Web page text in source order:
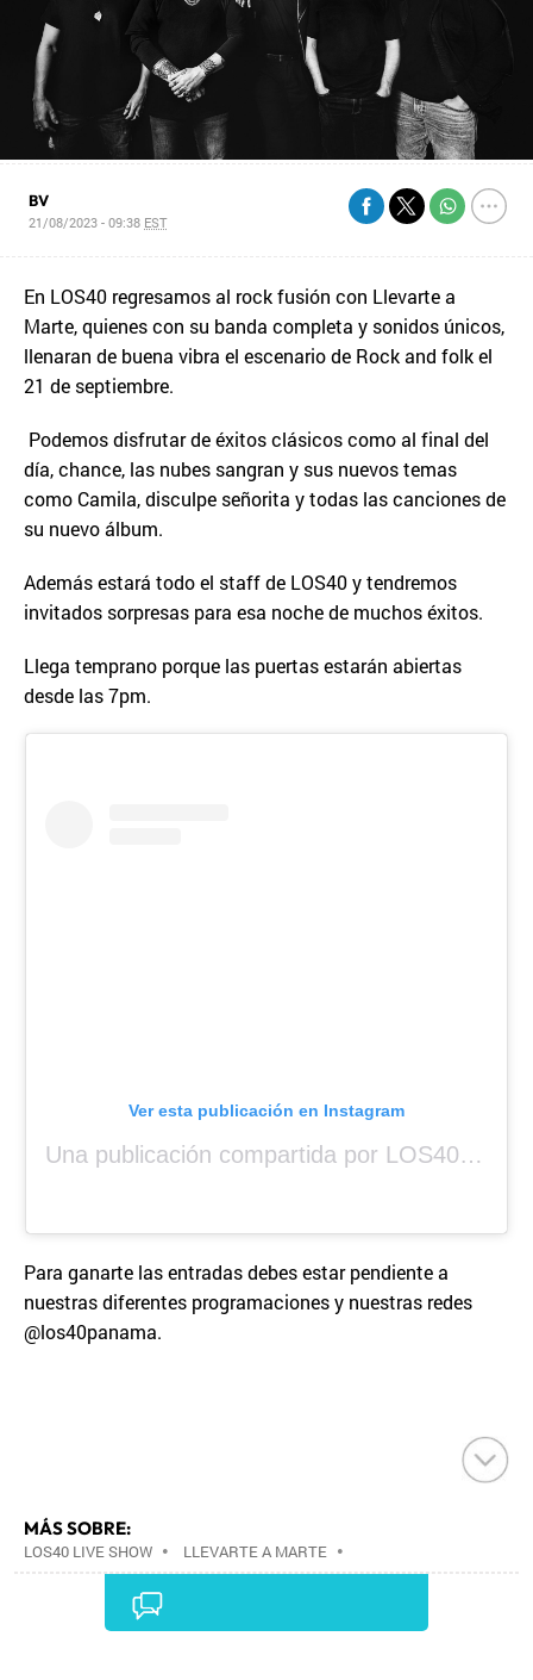
BV
21/08/2023 - 09:38 EST
En LOS40 regresamos al rock fusión con Llevarte a
Marte, quienes con su banda completa y sonidos únicos,
llenaran de buena vibra el escenario de Rock and folk el
21 de septiembre.
Podemos disfrutar de éxitos clásicos como al final del
día, chance, las nubes sangran y sus nuevos temas
como Camila, disculpe señorita y todas las canciones de
su nuevo álbum.
Además estará todo el staff de LOS40 y tendremos
invitados sorpresas para esa noche de muchos éxitos.
Llega temprano porque las puertas estarán abiertas
desde las 7pm.
Ver esta publicación en Instagram
Una publicación compartida por LOS40 Panamá (@los40panama)
Para ganarte las entradas debes estar pendiente a
nuestras diferentes programaciones y nuestras redes
@los40panama.
MÁS SOBRE:
LOS40 LIVE SHOW • LLEVARTE A MARTE •
CONCIERTOS•LOS40•GRUPOS MÚSICA•
EVENTOS MUSICALES
•RADIO•AGENDA•PRISA MEDIA•